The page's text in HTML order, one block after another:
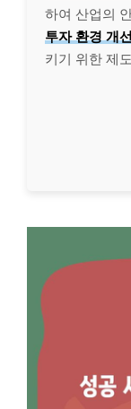
하여 산업의
투자 환경 개선
키기 위한 제